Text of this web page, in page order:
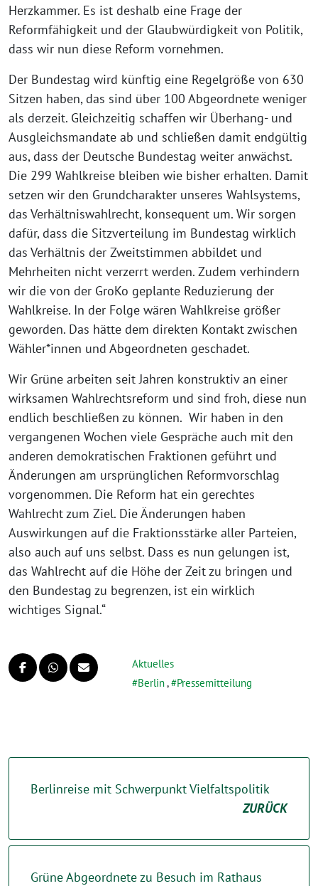
Herzkammer. Es ist deshalb eine Frage der
Reformfähigkeit und der Glaubwürdigkeit von Politik,
dass wir nun diese Reform vornehmen.
Der Bundestag wird künftig eine Regelgröße von 630
Sitzen haben, das sind über 100 Abgeordnete weniger
als derzeit. Gleichzeitig schaffen wir Überhang- und
Ausgleichsmandate ab und schließen damit endgültig
aus, dass der Deutsche Bundestag weiter anwächst.
Die 299 Wahlkreise bleiben wie bisher erhalten. Damit
setzen wir den Grundcharakter unseres Wahlsystems,
das Verhältniswahlrecht, konsequent um. Wir sorgen
dafür, dass die Sitzverteilung im Bundestag wirklich
das Verhältnis der Zweitstimmen abbildet und
Mehrheiten nicht verzerrt werden. Zudem verhindern
wir die von der GroKo geplante Reduzierung der
Wahlkreise. In der Folge wären Wahlkreise größer
geworden. Das hätte dem direkten Kontakt zwischen
Wähler*innen und Abgeordneten geschadet.
Wir Grüne arbeiten seit Jahren konstruktiv an einer
wirksamen Wahlrechtsreform und sind froh, diese nun
endlich beschließen zu können. Wir haben in den
vergangenen Wochen viele Gespräche auch mit den
anderen demokratischen Fraktionen geführt und
Änderungen am ursprünglichen Reformvorschlag
vorgenommen. Die Reform hat ein gerechtes
Wahlrecht zum Ziel. Die Änderungen haben
Auswirkungen auf die Fraktionsstärke aller Parteien,
also auch auf uns selbst. Dass es nun gelungen ist,
das Wahlrecht auf die Höhe der Zeit zu bringen und
den Bundestag zu begrenzen, ist ein wirklich
wichtiges Signal.“
Aktuelles
Berlin, Pressemitteilung
Berlinreise mit Schwerpunkt Vielfaltspolitik
ZURÜCK
Grüne Abgeordnete zu Besuch im Rathaus